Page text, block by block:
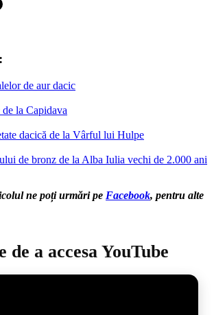
de aur dacic
la Capidava
dacică de la Vârful lui Hulpe
de bronz de la Alba Iulia vechi de 2.000 ani
ne poți urmări pe Facebook, pentru alte
de a accesa YouTube